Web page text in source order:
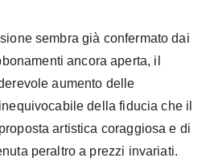
sembra già confermato dai
ancora aperta, il
aumento delle
della fiducia che il
artistica coraggiosa e di
peraltro a prezzi invariati.